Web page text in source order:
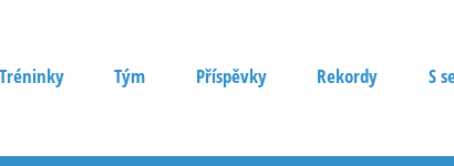
Tréninky Tým Příspěvky Rekordy S